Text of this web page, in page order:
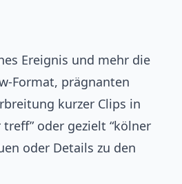
Ereignis und mehr die
Format, prägnanten
kurzer Clips in
oder gezielt “kölner
oder Details zu den